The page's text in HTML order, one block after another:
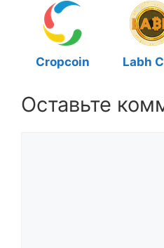
Cropcoin Labh
Оставьте